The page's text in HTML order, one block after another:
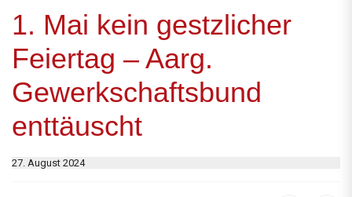
1. Mai kein gestzlicher
Feiertag – Aarg.
Gewerkschaftsbund
enttäuscht
27. August 2024